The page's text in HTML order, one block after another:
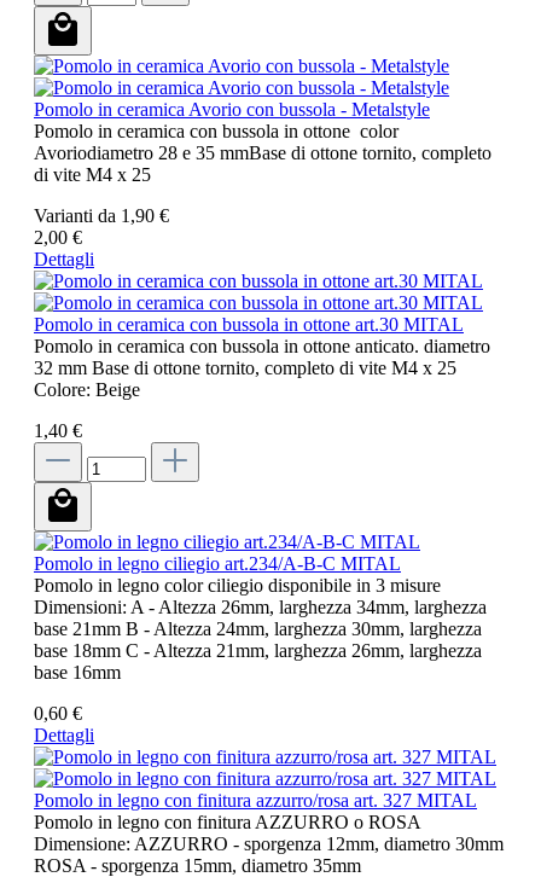
Pomolo in ceramica Avorio con bussola - Metalstyle
Pomolo in ceramica con bussola in ottone color
Avoriodiametro 28 e 35 mmBase di ottone tornito, completo
di vite M4 x 25
Varianti da 1,90 €
2,00 €
Dettagli
Pomolo in ceramica con bussola in ottone art.30 MITAL
Pomolo in ceramica con bussola in ottone anticato. diametro
32 mm Base di ottone tornito, completo di vite M4 x 25
Colore: Beige
1,40 €
Pomolo in legno ciliegio art.234/A-B-C MITAL
Pomolo in legno color ciliegio disponibile in 3 misure
Dimensioni: A - Altezza 26mm, larghezza 34mm, larghezza
base 21mm B - Altezza 24mm, larghezza 30mm, larghezza
base 18mm C - Altezza 21mm, larghezza 26mm, larghezza
base 16mm
0,60 €
Dettagli
Pomolo in legno con finitura azzurro/rosa art. 327 MITAL
Pomolo in legno con finitura AZZURRO o ROSA
Dimensione: AZZURRO - sporgenza 12mm, diametro 30mm
ROSA - sporgenza 15mm, diametro 35mm